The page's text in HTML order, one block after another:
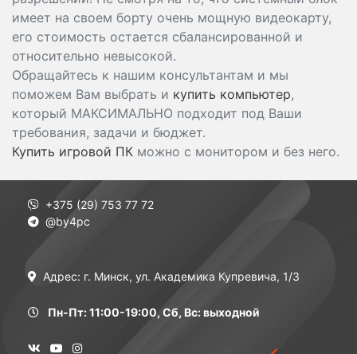
имеет на своем борту очень мощную видеокарту,
его стоимость остается сбалансированной и
относительно невысокой.
Обращайтесь к нашим консультантам и мы
поможем Вам выбрать и купить компьютер,
который МАКСИМАЛЬНО подходит под Ваши
требования, задачи и бюджет.
Купить игровой ПК можно с монитором и без него.
+375 (29) 753 77 72
@by4pc
Адрес: г. Минск, ул. Академика Купревича, 1/3
Пн-Пт: 11:00-19:00, Сб, Вс: выходной